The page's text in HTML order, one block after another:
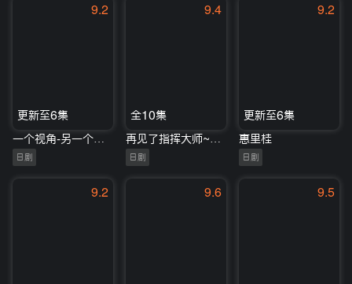
9.2
更新至6集
一个视角-另一个言灵庄
日剧
9.4
全10集
再见了指挥大师~父亲与我的热情~
日剧
9.2
更新至6集
惠里桂
日剧
9.2 9.6 9.5